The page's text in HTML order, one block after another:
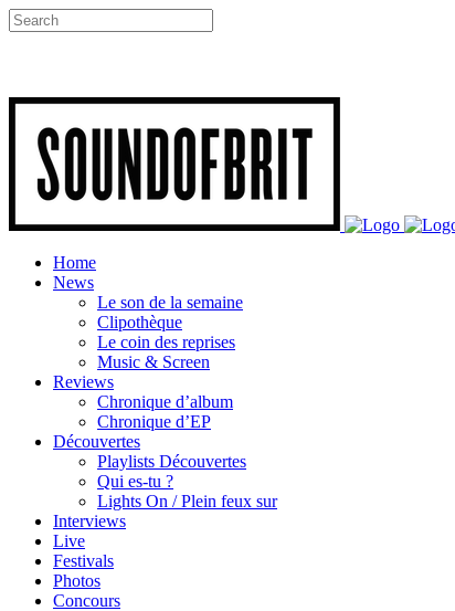
Home
News
Le son de la semaine
Clipothèque
Le coin des reprises
Music & Screen
Reviews
Chronique d’album
Chronique d’EP
Découvertes
Playlists Découvertes
Qui es-tu ?
Lights On / Plein feux sur
Interviews
Live
Festivals
Photos
Concours